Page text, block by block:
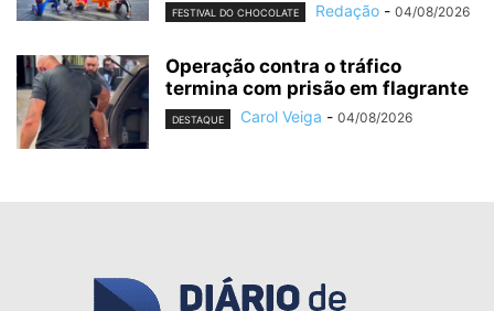
FESTIVAL DO CHOCOLATE Redação - 04/08/2026
Operação contra o tráfico
termina com prisão em flagrante
DESTAQUE Carol Veiga - 04/08/2026